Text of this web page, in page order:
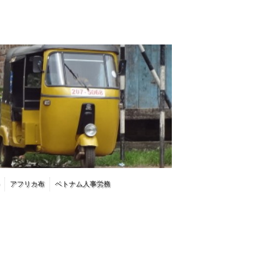
アフリカ布 ベトナム人事労務